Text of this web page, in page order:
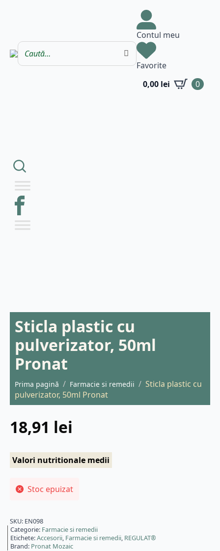
Contul meu
Favorite
0,00 lei 0
Sticla plastic cu
pulverizator, 50ml
Pronat
Prima pagină Farmacie si remedii
Sticla plastic cu
pulverizator, 50ml Pronat
18,91 lei
Valori nutritionale medii
Stoc epuizat
SKU: EN098
Categorie: Farmacie si remedii
Etichete:Accesorii, Farmacie si remedii, REGULAT®
Brand: Pronat Mozaic